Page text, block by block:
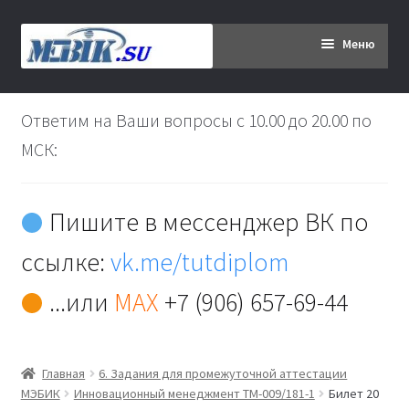
Перейти
к
Перейти
к
Меню
Главная
Дипломникам
Контакты
Ответим на Ваши вопросы с 10.00 до 20.00 по
МСК:
Пишите в мессенджер ВК по
ссылке:vk.me/tutdiplom
...или MAX +7 (906) 657-69-44
Главная
6. Задания для промежуточной аттестации
МЭБИК
Инновационный менеджмент ТМ-009/181-1
Билет 20